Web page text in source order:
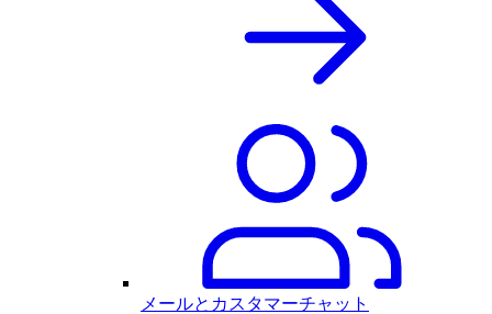
メールとカスタマーチャット